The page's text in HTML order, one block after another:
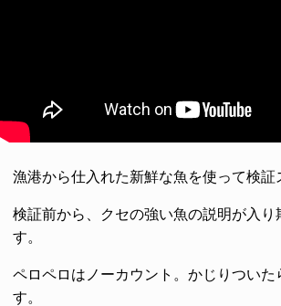
漁港から仕入れた新鮮な魚を使って検証
検証前から、クセの強い魚の説明が入り
す。
ペロペロはノーカウント。かじりついた
す。